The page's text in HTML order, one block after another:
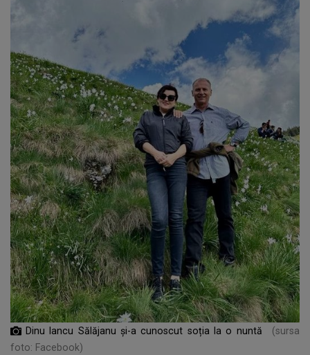
Dinu Iancu Sălăjanu și-a cunoscut soția la o nuntă
(sursa
foto: Facebook)